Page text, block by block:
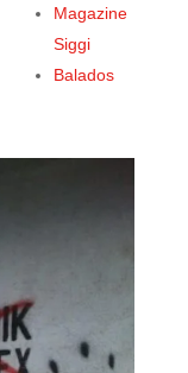
Magazine
Siggi
Balados